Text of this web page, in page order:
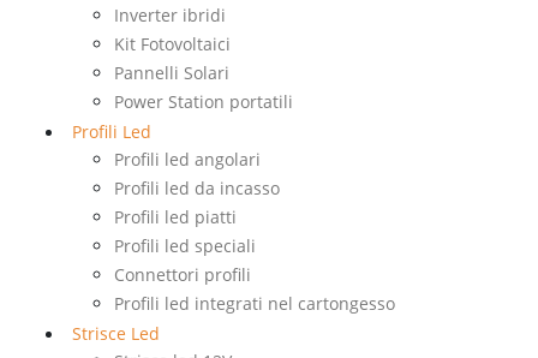
Inverter ibridi
Kit Fotovoltaici
Pannelli Solari
Power Station portatili
Profili Led
Profili led angolari
Profili led da incasso
Profili led piatti
Profili led speciali
Connettori profili
Profili led integrati nel cartongesso
Strisce Led